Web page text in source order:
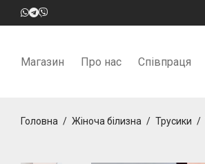
Магазин Про нас Співпраця
Головна / Жіноча білизна / Трусики /